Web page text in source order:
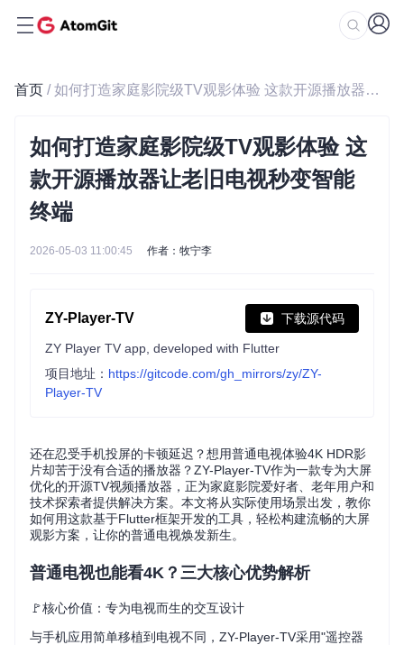
首页 / 如何打造家庭影院级TV观影体验 这款开源播放器让老旧电视秒变智能终端
如何打造家庭影院级TV观影体验 这
款开源播放器让老旧电视秒变智能
终端
2026-05-03 11:00:45 作者：牧宁李
ZY-Player-TV 下载源代码
ZY Player TV app, developed with Flutter
项目地址： https://gitcode.com/gh_mirrors/zy/ZY-
Player-TV
还在忍受手机投屏的卡顿延迟？想用普通电视体验4K HDR影
片却苦于没有合适的播放器？ZY-Player-TV作为一款专为大屏
优化的开源TV视频播放器，正为家庭影院爱好者、老年用户和
技术探索者提供解决方案。本文将从实际使用场景出发，教你
如何用这款基于Flutter框架开发的工具，轻松构建流畅的大屏
观影方案，让你的普通电视焕发新生。
普通电视也能看4K？三大核心优势解析
🚩核心价值：专为电视而生的交互设计
与手机应用简单移植到电视不同，ZY-Player-TV采用"遥控器